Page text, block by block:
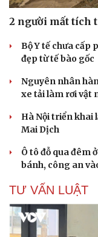
Du lịch
Tư vấn
Săn Tour
check-in
2 người mất tích
Bộ Y tế chưa cấp
đẹp từ tế bào gốc
Nguyên nhân
xe tải làm rơi vật
Hà Nội triển khai
Mai Dịch
Ô tô đỗ qua đêm
bánh, công an
TƯ VẤN LUẬT